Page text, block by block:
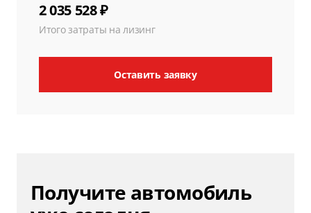
2 035 528 ₽
Итого затраты на лизинг
Оставить заявку
Получите автомобиль